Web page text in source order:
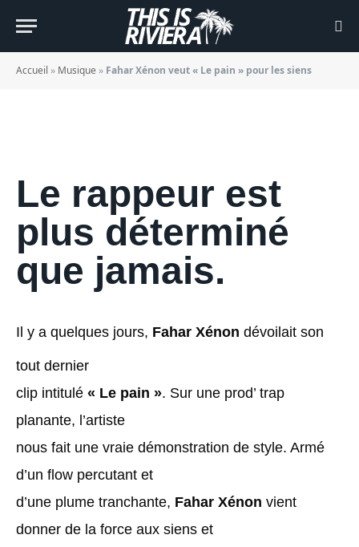
Accueil » Musique » Fahar Xénon veut « Le pain » pour les siens
pour les siens
BY JADE MORGANE BLOGGER 06/09/2022
Le rappeur est
plus déterminé
que jamais.
Il y a quelques jours, Fahar Xénon dévoilait son
tout dernier
clip intitulé « Le pain ». Sur une prod’ trap
planante, l’artiste
nous fait une vraie démonstration de style. Armé
d’un flow percutant et
d’une plume tranchante, Fahar Xénon vient
donner de la force aux siens et